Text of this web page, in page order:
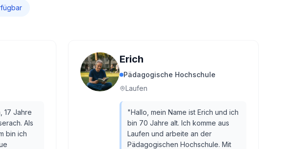
17 Jahre
Als
bin ich
Erich
Pädagogische Hochschule
Laufen
"Hallo, mein Name ist Erich und ich
bin 70 Jahre alt. Ich komme aus
Laufen und arbeite an der
Pädagogischen Hochschule. Mit